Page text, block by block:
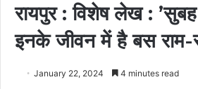
रायपुर : विशेष लेख :
इनके जीवन में है बस राम-
January 22, 2024 4 minutes read